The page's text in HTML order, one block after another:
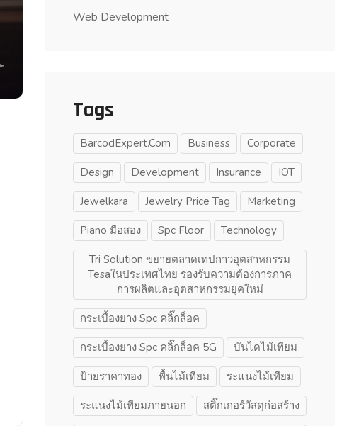
Web Development
Tags
BarcodExpert.com Business Corporate
Design Development Insurance IOT
Jewelkara Jewelry Price Tag Marketing
Piano มือสอง Spc Floor Technology
Tri Solution ขยายตลาดเทปกาวอุตสาหกรรม
Tesaในประเทศไทย รองรับความต้องการภาค
การผลิตและอุตสาหกรรมยุคใหม่
กระเบื้องยาง Spc คลิ๊กล็อค
กระเบื้องยาง Spc คลิ๊กล็อค 5G บันไดไม้เทียม
ป้ายราคาทอง พื้นไม้เทียม ระแนงไม้เทียม
ระแนงไม้เทียมภายนอก สติ๊กเกอร์วัสดุก่อสร้าง